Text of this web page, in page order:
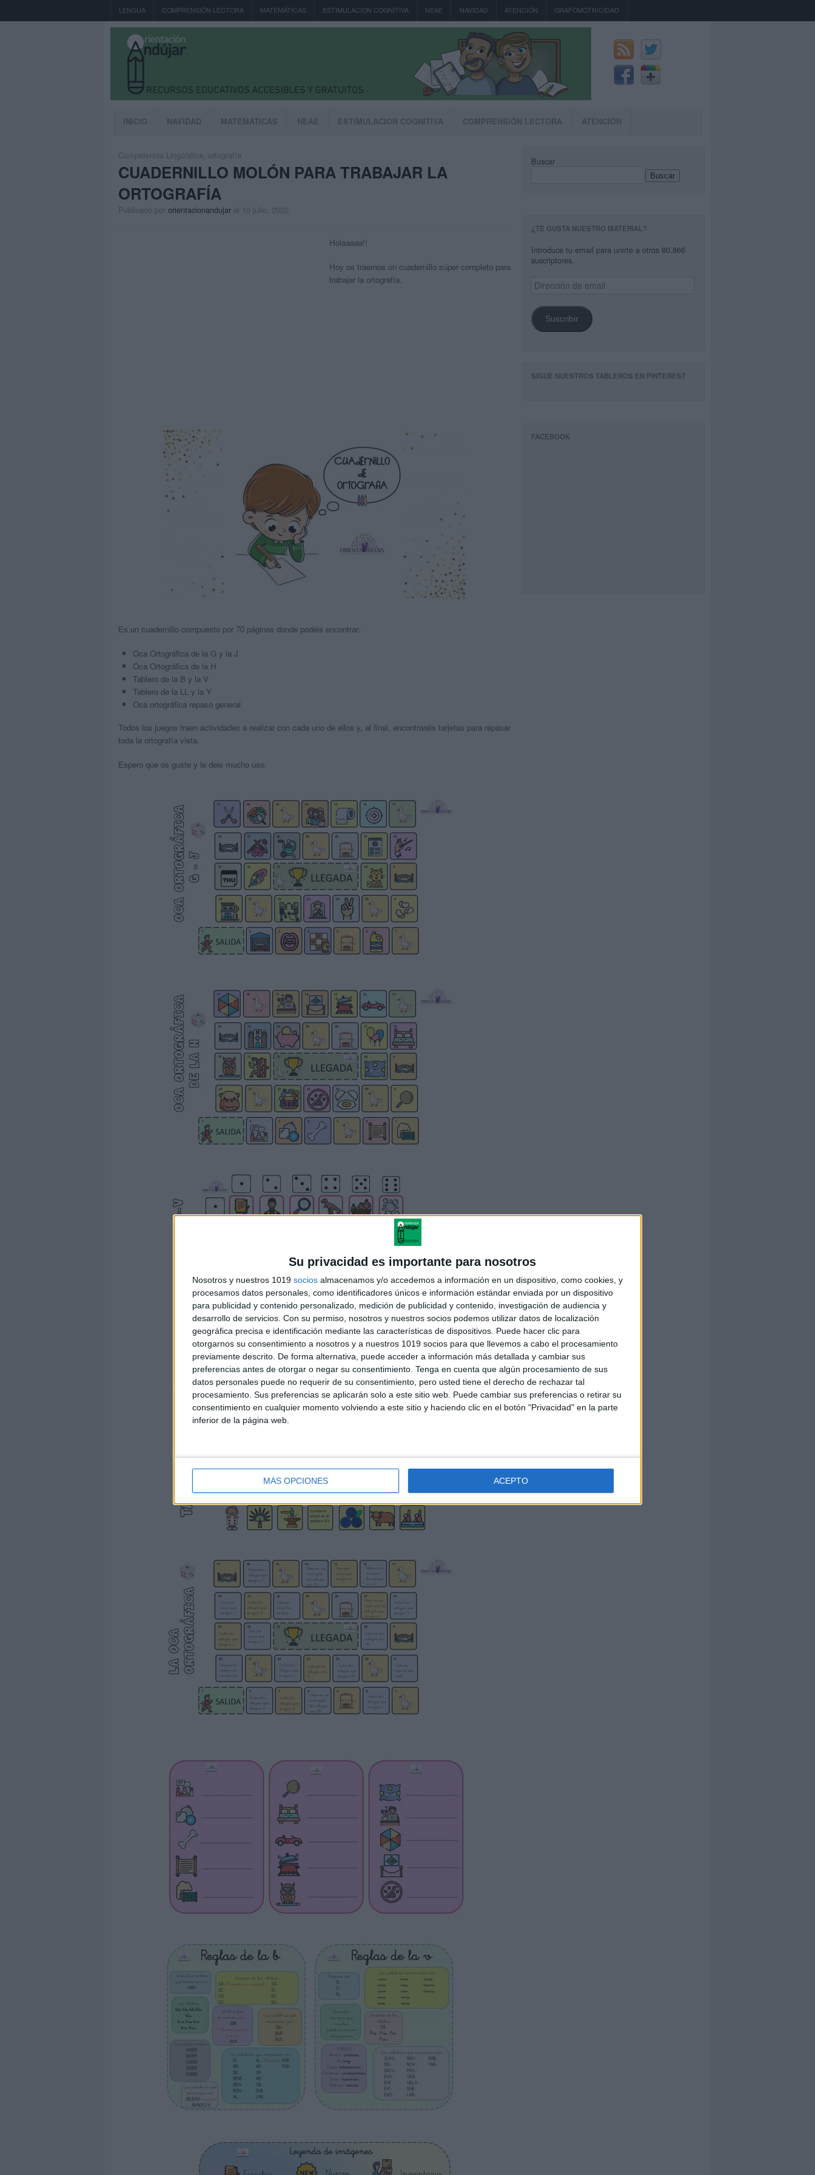
Su privacidad es importante para nosotros
Nosotros y nuestros 1019 socios almacenamos y/o accedemos a información en un dispositivo, como cookies, y
procesamos datos personales, como identificadores únicos e información estándar enviada por un dispositivo
para publicidad y contenido personalizado, medición de publicidad y contenido, investigación de audiencia y
desarrollo de servicios. Con su permiso, nosotros y nuestros socios podemos utilizar datos de localización
geográfica precisa e identificación mediante las características de dispositivos. Puede hacer clic para
otorgarnos su consentimiento a nosotros y a nuestros 1019 socios para que llevemos a cabo el procesamiento
previamente descrito. De forma alternativa, puede acceder a información más detallada y cambiar sus
preferencias antes de otorgar o negar su consentimiento. Tenga en cuenta que algún procesamiento de sus
datos personales puede no requerir de su consentimiento, pero usted tiene el derecho de rechazar tal
procesamiento. Sus preferencias se aplicarán solo a este sitio web. Puede cambiar sus preferencias o retirar su
consentimiento en cualquier momento volviendo a este sitio y haciendo clic en el botón "Privacidad" en la parte
inferior de la página web.
MÁS OPCIONES ACEPTO
LENGUA COMPRENSIÓN LECTORA MATEMÁTICAS ESTIMULACION COGNITIVA NEAE NAVIDAD ATENCIÓN GRAFOMOTRICIDAD
INICIO NAVIDAD MATEMÁTICAS NEAE ESTIMULACION COGNITIVA COMPRENSIÓN LECTORA ATENCIÓN
Competencia Lingüística ortografía
CUADERNILLO MOLÓN PARA TRABAJAR LA
ORTOGRAFÍA
Publicado por orientacionandujar el 10 julio, 2020
Holaaaaa!!
Hoy os traemos un cuadernillo súper completo para
trabajar la ortografía.
Es un cuadernillo compuesto por 70 páginas donde podéis encontrar:
Oca Ortográfica de la G y la J
Oca Ortográfica de la H
Tablero de la B y la V
Tablero de la LL y la Y
Oca ortográfica repaso general
Todos los juegos traen actividades a realizar con cada uno de ellos y, al final, encontraréis tarjetas para repasar
toda la ortografía vista.
Espero que os guste y le deis mucho uso.
Buscar
Buscar
¿TE GUSTA NUESTRO MATERIAL?
Introduce tu email para unirte a otros 80.866
suscriptores.
Dirección
de
Suscribir
SIGUE NUESTROS TABLEROS EN PINTEREST
FACEBOOK